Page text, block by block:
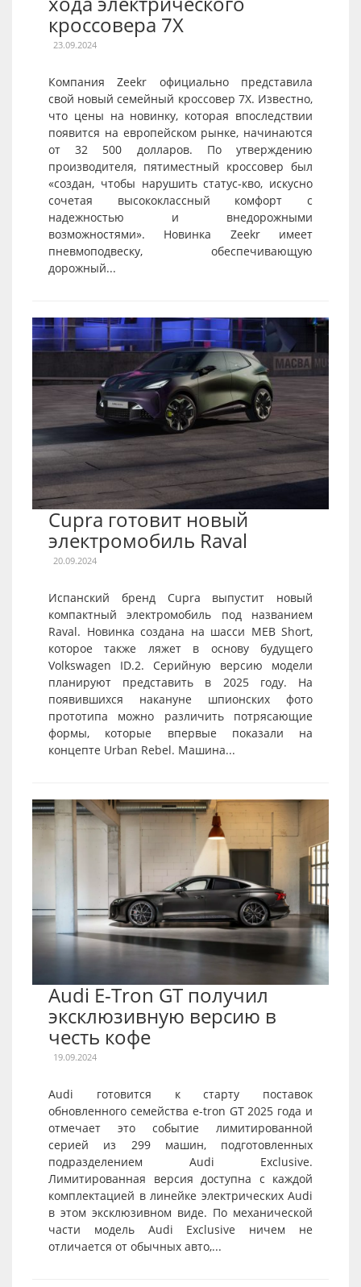
кроссовера 7X
23.09.2024
Компания Zeekr официально представила
свой новый семейный кроссовер 7X. Известно,
что цены на новинку, которая впоследствии
появится на европейском рынке, начинаются
от 32 500 долларов. По утверждению
производителя, пятиместный кроссовер был
«создан, чтобы нарушить статус-кво, искусно
сочетая высококлассный комфорт с
надежностью и внедорожными
возможностями». Новинка Zeekr имеет
пневмоподвеску, обеспечивающую
дорожный...
Cupra готовит новый
электромобиль Raval
20.09.2024
Испанский бренд Cupra выпустит новый
компактный электромобиль под названием
Raval. Новинка создана на шасси MEB Short,
которое также ляжет в основу будущего
Volkswagen ID.2. Серийную версию модели
планируют представить в 2025 году. На
появившихся накануне шпионских фото
прототипа можно различить потрясающие
формы, которые впервые показали на
концепте Urban Rebel. Машина...
Audi E-Tron GT получил
эксклюзивную версию в
честь кофе
19.09.2024
Audi готовится к старту поставок
обновленного семейства e-tron GT 2025 года и
отмечает это событие лимитированной
серией из 299 машин, подготовленных
подразделением Audi Exclusive.
Лимитированная версия доступна с каждой
комплектацией в линейке электрических Audi
в этом эксклюзивном виде. По механической
части модель Audi Exclusive ничем не
отличается от обычных авто,...